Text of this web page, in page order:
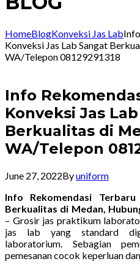
HomeBlogKonveksi Jas Lab
Konveksi Jas Lab Sangat
WA/Telepon 08129291318
Info
Konveksi Jas
Berkualitas di
WA/Telepon
June 27, 2022Byuniform
Info Rekomendasi
Berkualitas di Medan,
– Grosir jas praktikum
jas lab yang standard
laboratorium. Sebagian
pemesanan cocok keperluan